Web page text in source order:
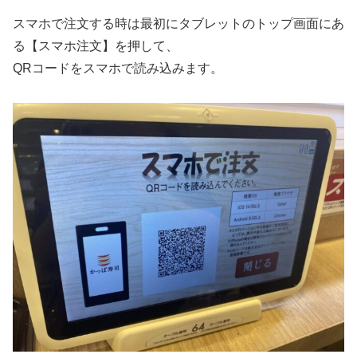
スマホで注文する時は最初にタブレットのトップ画面にあ
る【スマホ注文】を押して、
QRコードをスマホで読み込みます。